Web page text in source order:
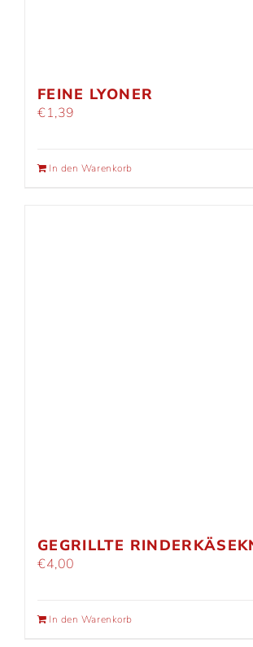
FEINE LYONER
€1,39
In den Warenkorb
GEGRILLTE
€4,00
In den Warenkorb